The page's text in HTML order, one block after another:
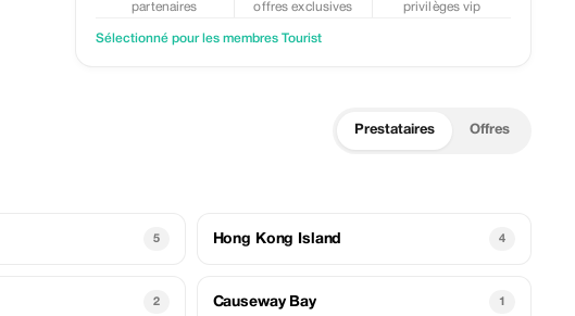
partenaires offres exclusives privilèges vip
Sélectionné pour les membres Tourist
Prestataires Offres
5 Hong Kong Island 4
2 Causeway Bay 1